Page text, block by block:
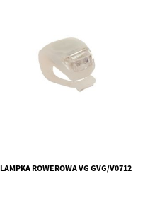
LAMPKA ROWEROWA VG GVG/V0712